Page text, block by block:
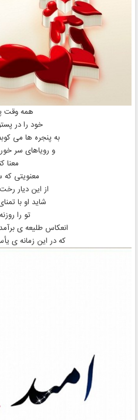
همه وقت
خود را در
به پنجره ها می
و رویاهای سر
معنا
معنویتی
از این دیار
شاید او با
تو را
انعکاس طلیعه ی
که در این زمانه ی